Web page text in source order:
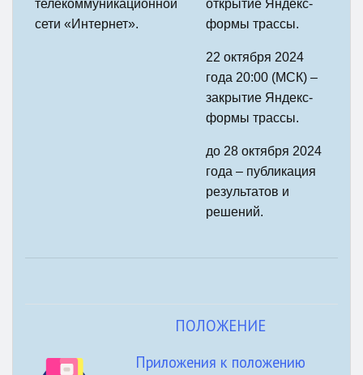
телекоммуникационной
сети «Интернет».
открытие Яндекс-
формы трассы.
22 октября 2024
года 20:00 (МСК) –
закрытие Яндекс-
формы трассы.
до 28 октября 2024
года – публикация
результатов и
решений.
ПОЛОЖЕНИЕ
Приложения к положению